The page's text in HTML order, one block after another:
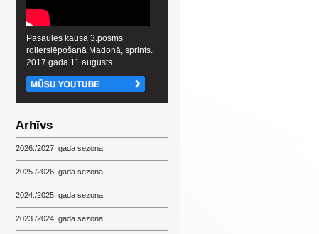
Pasaules kausa 3.posms
rollerslēpošanā Madonā, sprints.
2017.gada 11.augusts
Arhīvs
2026./2027. gada sezona
2025./2026. gada sezona
2024./2025. gada sezona
2023./2024. gada sezona